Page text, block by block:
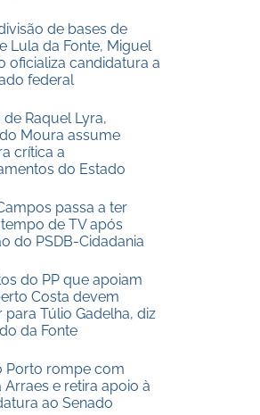
de bases de
Lula da Fonte, Miguel
oficializa candidatura a
federal
Raquel Lyra,
Moura assume
crítica a
do Estado
passa a ter
de TV após
do PSDB-Cidadania
do PP que apoiam
Costa devem
para Túlio Gadelha, diz
da Fonte
Porto rompe com
Arraes e retira apoio à
ao Senado